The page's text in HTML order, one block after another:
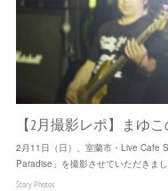
【2月撮影レポ】まゆ
2月11日（日）、室蘭市・Live Cafe
Paradise」を撮影させていただきま
Story Photos